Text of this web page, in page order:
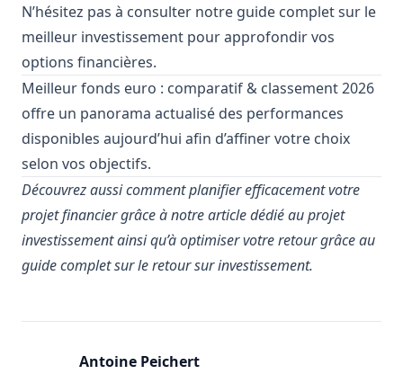
N’hésitez pas à consulter notre guide complet sur le
meilleur investissement pour approfondir vos
options financières.
Meilleur fonds euro : comparatif & classement 2026
offre un panorama actualisé des performances
disponibles aujourd’hui afin d’affiner votre choix
selon vos objectifs.
Découvrez aussi comment planifier efficacement votre
projet financier grâce à notre article dédié auprojet
investissementainsi qu’à optimiser votre retour grâce au
guide complet sur leretour sur investissement.
Antoine Peichert